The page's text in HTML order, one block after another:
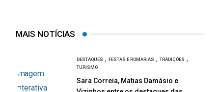
MAIS NOTÍCIAS
DESTAQUES , FESTAS E ROMARIAS ,TRADIÇÕES ,
TURISMO
Sara Correia, Matias Damásio e